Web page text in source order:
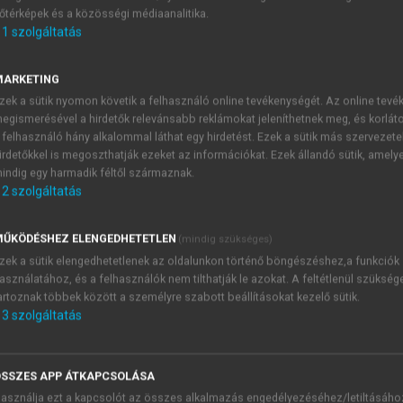
azonosítóval
JELSZÓ
Kérek értesítést a MeRSZ
Kérek értesítést az
és a közösségi médiaanalitika.
1 szolgáltatás
a sütik nyomon követik a felhasználó online tevékenységét. Az online
a hirdetők relevánsabb reklámokat jeleníthetnek meg, és
felhasználó hány alkalommal láthat egy hirdetést. Ezek a sütik más
is megoszthatják ezeket az információkat. Ezek állandó sütik,
egy harmadik féltől származnak.
2szolgáltatás
ELENGEDHETETLEN (mindig szükséges)
a sütik elengedhetetlenek az oldalunkon történő böngészéshez,a funkciók
és a felhasználók nem tilthatják le azokat. A feltétlenül
többek között a személyre szabott beállításokat kezelő sütik.
3 szolgáltatás
APP ÁTKAPCSOLÁSA
ezt a kapcsolót az összes alkalmazás engedélyezéséhez/